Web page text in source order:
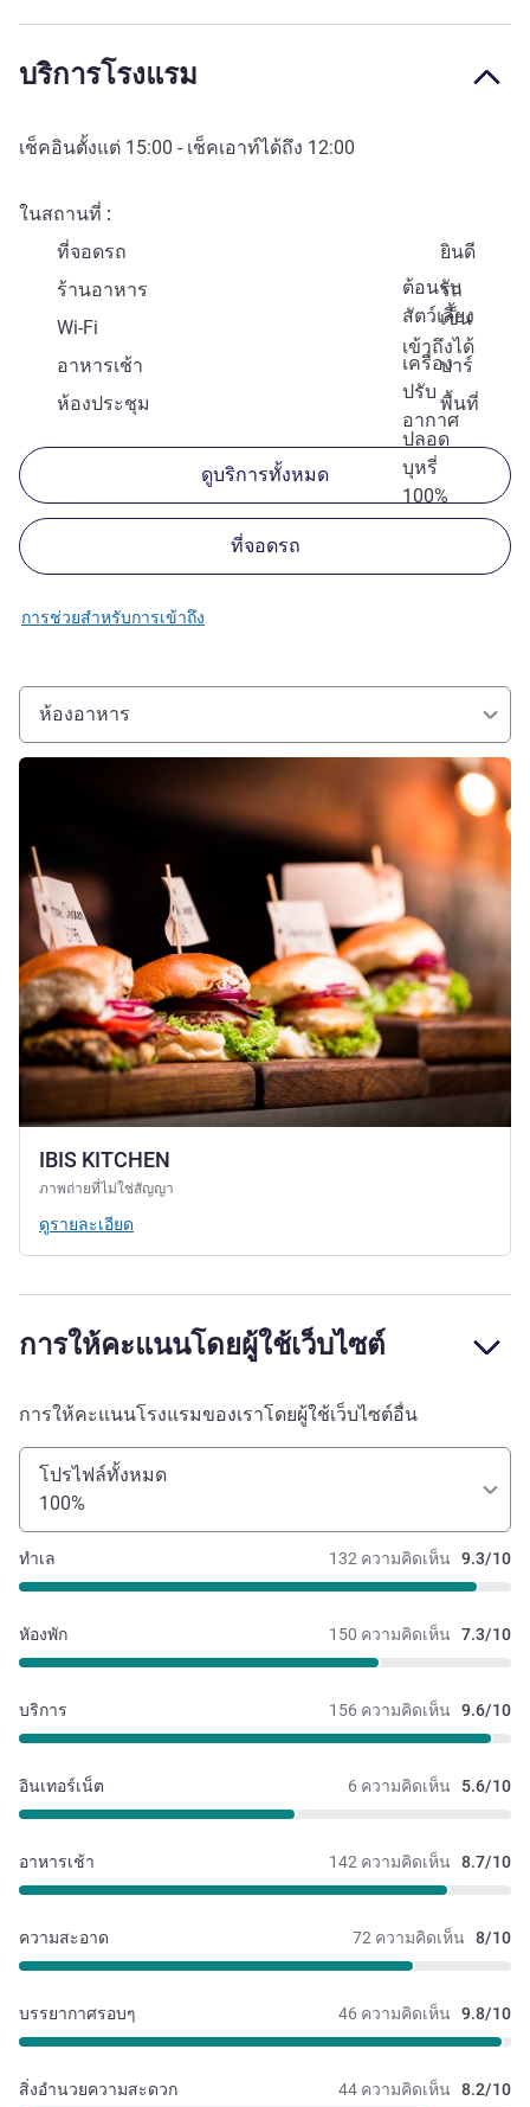
บริการโรงแรม
เช็คอินตั้งแต่ 15:00 - เช็คเอาท์ได้ถึง 12:00
ในสถานที่
ที่จอดรถ
ยินดี
ต้อนรับ
สัตว์เลี้ยง
ร้านอาหาร
รถ
เข็น
เข้าถึงได้
Wi-Fi
เครื่อง
ปรับ
อากาศ
อาหารเช้า
บาร์
ห้องประชุม
พื้นที่
ปลอด
บุหรี่
100%
ดูบริการทั้งหมด
ที่จอดรถ
การช่วยสำหรับการเข้าถึง
ห้องอาหาร
IBIS KITCHEN
ภาพถ่ายที่ไม่ใช่สัญญา
ดูรายละเอียด
ดูรายละเอียด
การให้คะแนนโดยผู้ใช้เว็บไซต์
การให้คะแนนโรงแรมของเราโดยผู้ใช้เว็บไซต์อื่น
โปรไฟล์ทั้งหมด
100%
132 ความคิดเห็น 9.3/10
ทำเล
150 ความคิดเห็น 7.3/10
หัองพัก
156 ความคิดเห็น 9.6/10
บริการ
6 ความคิดเห็น 5.6/10
อินเทอร์เน็ต
142 ความคิดเห็น 8.7/10
อาหารเช้า
72 ความคิดเห็น 8/10
ความสะอาด
46 ความคิดเห็น 9.8/10
บรรยากาศรอบๆ
44 ความคิดเห็น 8.2/10
สิ่งอำนวยความสะดวก